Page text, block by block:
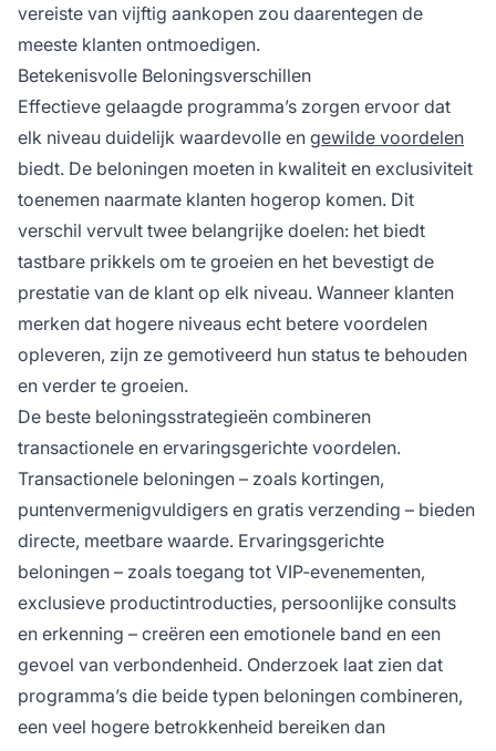
vereiste van vijftig aankopen zou daarentegen de
meeste klanten ontmoedigen.
Betekenisvolle Beloningsverschillen
Effectieve gelaagde programma’s zorgen ervoor dat
elk niveau duidelijk waardevolle en gewilde voordelen
biedt. De beloningen moeten in kwaliteit en exclusiviteit
toenemen naarmate klanten hogerop komen. Dit
verschil vervult twee belangrijke doelen: het biedt
tastbare prikkels om te groeien en het bevestigt de
prestatie van de klant op elk niveau. Wanneer klanten
merken dat hogere niveaus echt betere voordelen
opleveren, zijn ze gemotiveerd hun status te behouden
en verder te groeien.
De beste beloningsstrategieën combineren
transactionele en ervaringsgerichte voordelen.
Transactionele beloningen – zoals kortingen,
puntenvermenigvuldigers en gratis verzending – bieden
directe, meetbare waarde. Ervaringsgerichte
beloningen – zoals toegang tot VIP-evenementen,
exclusieve productintroducties, persoonlijke consults
en erkenning – creëren een emotionele band en een
gevoel van verbondenheid. Onderzoek laat zien dat
programma’s die beide typen beloningen combineren,
een veel hogere betrokkenheid bereiken dan